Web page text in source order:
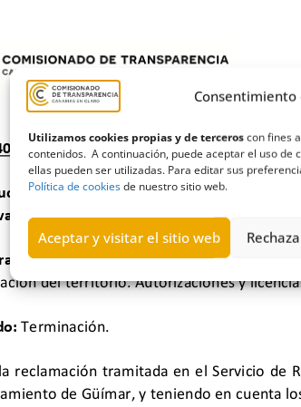
Consentimiento
Utilizamos cookies propias y de terceroscon fines
contenidos. A continuación, puede aceptar el uso
ellas pueden ser utilizadas. Para editar sus
Política de cookiesde nuestro sitio web.
Aceptar y visitar el sitio web